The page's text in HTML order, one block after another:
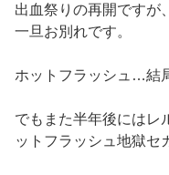
出血祭りの再開ですが
一旦お別れです。
ホットフラッシュ…結
でもまた半年後にはレ
ットフラッシュ地獄セ